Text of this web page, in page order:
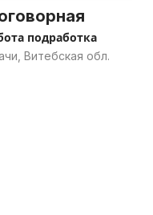
подработка
Витебская обл.